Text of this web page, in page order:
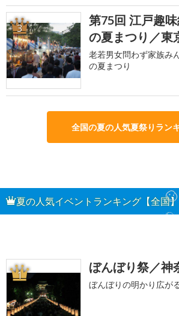
3
第75回 江戸趣
の夏まつり／東
老若男女問わず家族み
の夏まつり
全国の夏の人気夏祭りラン
夏の人気イベントランキング【全国】
1 ぼんぼり祭／神
ぼんぼりの明かり広が